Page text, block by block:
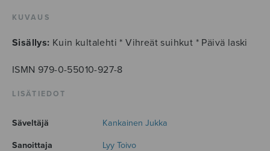
KUVAUS
Sisällys: Kuin kultalehti * Vihreät suihkut * Päivä laski
ISMN 979-0-55010-927-8
LISÄTIEDOT
Säveltäjä Kankainen Jukka
Sanoittaja Lyy Toivo